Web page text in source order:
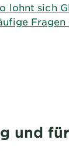
lohnt sich
Fragen
und